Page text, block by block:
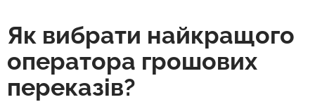
Як вибрати найкращого
оператора грошових
переказів?